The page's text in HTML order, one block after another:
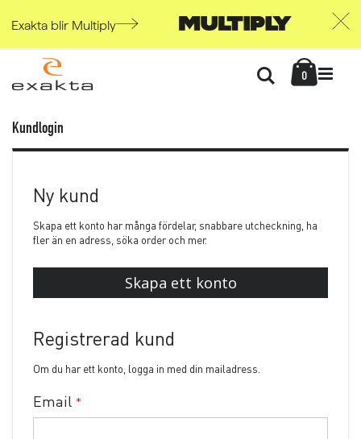
Exakta blir Multiply
Content
0items
Söka
Kundlogin
Ny kund
Skapa ett konto har många fördelar, snabbare utcheckning, ha
fler än en adress, söka order och mer.
Skapa ett konto
Registrerad kund
Om du har ett konto, logga in med din mailadress.
Email